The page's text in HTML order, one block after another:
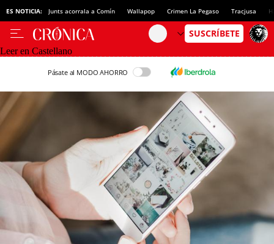
ES NOTICIA: Junts acorrala a Comín Wallapop Crimen La Pegaso Tracjusa
Leer en Castellano
Pásate al MODO AHORRO